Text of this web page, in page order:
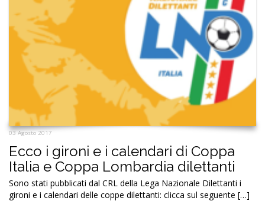
03 Agosto 2017
Ecco i gironi e i calendari di Coppa
Italia e Coppa Lombardia dilettanti
Sono stati pubblicati dal CRL della Lega Nazionale Dilettanti i
gironi e i calendari delle coppe dilettanti: clicca sul seguente […]